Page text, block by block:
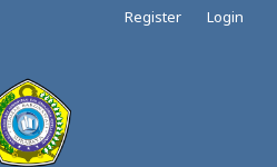
Register Login